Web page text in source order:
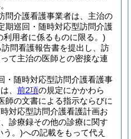
問介護看護事業者は、主治の
期巡回・随時対応型訪問介護
利用者に係るものに限る。)
問看護報告書を提出し、訪
て主治の医師との密接な連
・随時対応型訪問介護看護事
、 前2項の規定にかかわら
師の文書による指示ならびに
対応型訪問介護看護計画お
診療録その他の診療に関す
う。)への記載をもって代え